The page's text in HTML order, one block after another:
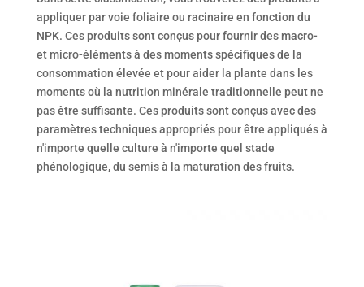
appliquer par voie foliaire ou racinaire en fonction du
NPK. Ces produits sont conçus pour fournir des macro-
et micro-éléments à des moments spécifiques de la
consommation élevée et pour aider la plante dans les
moments où la nutrition minérale traditionnelle peut ne
pas être suffisante. Ces produits sont conçus avec des
paramètres techniques appropriés pour être appliqués à
n'importe quelle culture à n'importe quel stade
phénologique, du semis à la maturation des fruits.